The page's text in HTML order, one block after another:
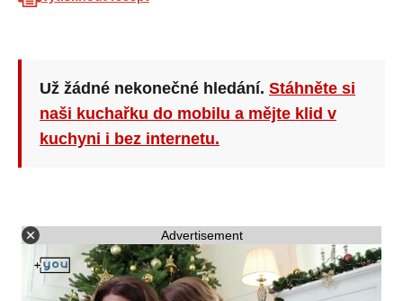
Už žádné nekonečné hledání. Stáhněte si
naši kuchařku do mobilu a mějte klid v
kuchyni i bez internetu.
Advertisement